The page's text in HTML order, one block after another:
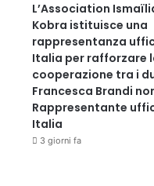
L’Association
Kobra istituisce una
rappresentanza
Italia per rafforzare
cooperazione tra i
Francesca Brandi
Rappresentante
Italia
3 giorni fa